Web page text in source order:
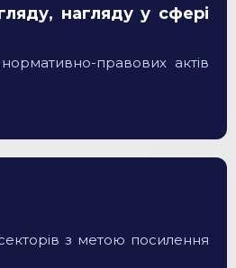
нагляду у сфері
правових актів
з метою посилення